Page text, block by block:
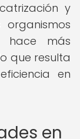
y
hace más
que resulta
en
en